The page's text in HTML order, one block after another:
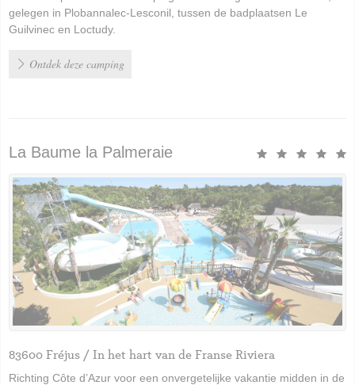
gelegen in Plobannalec-Lesconil, tussen de badplaatsen Le
Guilvinec en Loctudy.
Ontdek deze camping
La Baume la Palmeraie
83600 Fréjus / In het hart van de Franse Riviera
Richting Côte d’Azur voor een onvergetelijke vakantie midden in de